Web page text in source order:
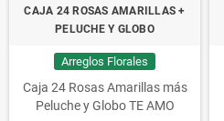
CAJA 24 ROSAS AMARILLAS +
PELUCHE Y GLOBO
Arreglos Florales
Caja 24 Rosas Amarillas más
Peluche y Globo TE AMO